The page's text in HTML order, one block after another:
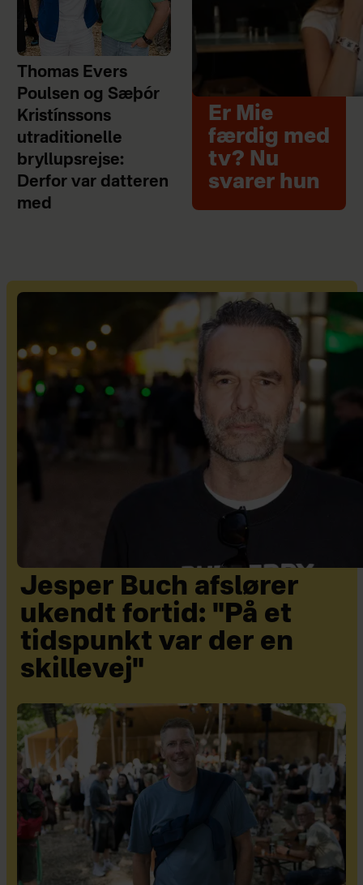
Thomas Evers
Poulsen og Sæþór
Kristínssons
utraditionelle
bryllupsrejse:
Derfor var datteren
med
Er Mie
færdig med
tv? Nu
svarer hun
Jesper Buch afslører
ukendt fortid: "På et
tidspunkt var der en
skillevej"